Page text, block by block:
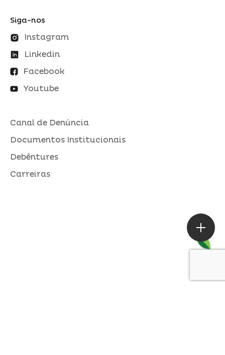
Siga-nos
Instagram
Linkedin
Facebook
Youtube
Canal de Denúncia
Documentos Institucionais
Debêntures
Carreiras